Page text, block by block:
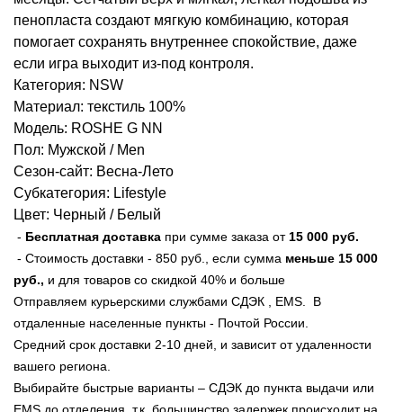
пенопласта создают мягкую комбинацию, которая
помогает сохранять внутреннее спокойствие, даже
если игра выходит из-под контроля.
Категория: NSW
Материал: текстиль 100%
Модель: ROSHE G NN
Пол: Мужской / Men
Сезон-сайт: Весна-Лето
Субкатегория: Lifestyle
Цвет: Черный / Белый
- Бесплатная доставка при сумме заказа от15 000 руб.
- Стоимость доставки - 850 руб., если сумма меньше 15 000
руб., и для товаров со скидкой 40% и больше
Отправляем курьерскими службами СДЭК , EMS. В
отдаленные населенные пункты - Почтой России.
Средний срок доставки 2-10 дней, и зависит от удаленности
вашего региона.
Выбирайте быстрые варианты – СДЭК до пункта выдачи или